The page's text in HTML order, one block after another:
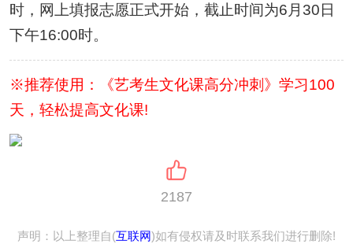
时，网上填报志愿正式开始，截止时间为6月30日
下午16:00时。
※推荐使用：《艺考生文化课高分冲刺》学习100
天，轻松提高文化课!
2187
声明：以上整理自(互联网)如有侵权请及时联系我们进行删除!